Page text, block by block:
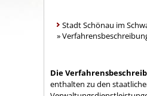
Stadt Schönau im
»
Die
enthalten zu den